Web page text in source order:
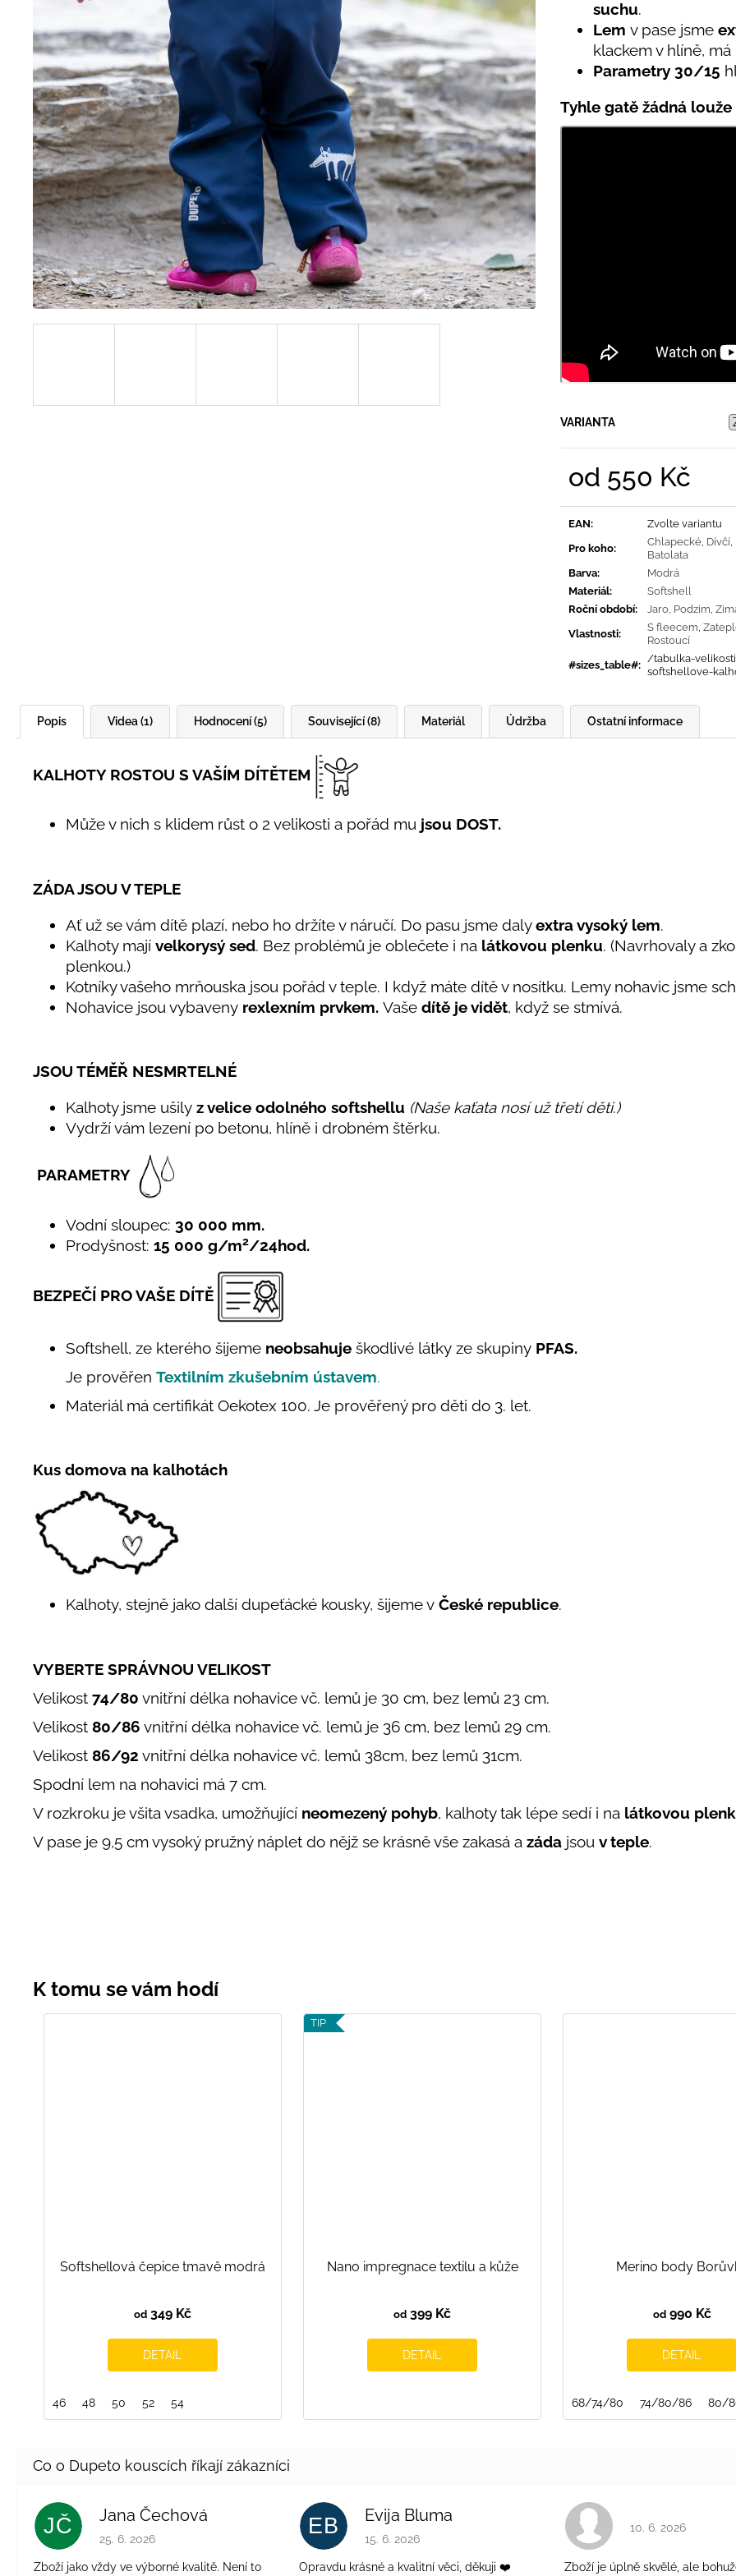
suchu.
Lem v pase jsme
klackem v hlíně,
Parametry 30/15
Tyhle gatě žádná
VARIANTA
od 550 Kč
EAN:
Zvolte variantu
Pro koho:
Chlapecké Dívčí
Batolata
Barva:
Modrá
Materiál:
Softshell
Roční období: Jaro Podzim
Vlastnosti:
S fleecem
Rostoucí
#sizes_table#:
/tabulka-
softshellove-
Popis Videa (1) Hodnocení (5) Související (8) Ostatní informace
Materiál Údržba
KALHOTY ROSTOU S VAŠÍM DÍTĚTEM
Může v nich s klidem růst o 2 velikosti a pořád mu jsou DOST.
ZÁDA JSOU V TEPLE
Ať už se vám dítě plazí, nebo ho držíte v náručí. Do pasu jsme dalyextra vysoký lem.
Kalhoty mají velkorysý sed. Bez problémů je oblečete i na látkovou plenku. (Navrhovaly a
plenkou.)
Kotníky vašeho mrňouska jsou pořád v teple. I když máte dítě v nosítku. Lemy nohavic jsme
Nohavice jsou vybaveny rexlexním prvkem. Vaše dítě je vidět, když se stmívá.
JSOU TÉMĚŘ NESMRTELNÉ
Kalhoty jsme ušily z velice odolného softshellu (Naše kaťata nosí už třetí děti.)
Vydrží vám lezení po betonu, hlíně i drobném štěrku.
PARAMETRY
Vodní sloupec: 30 000 mm.
Prodyšnost: 15 000 g/m2/24hod.
BEZPEČÍ PRO VAŠE DÍTĚ
Softshell, ze kterého šijeme neobsahuje škodlivé látky ze skupiny PFAS.
Je prověřen Textilním zkušebním ústavem.
Materiál má certifikát Oekotex 100. Je prověřený pro děti do 3. let.
Kus domova na kalhotách
Kalhoty, stejně jako další dupeťácké kousky, šijeme v České republice.
VYBERTE SPRÁVNOU VELIKOST
Velikost 74/80 vnitřní délka nohavice vč. lemů je 30 cm, bez lemů 23 cm.
Velikost 80/86 vnitřní délka nohavice vč. lemů je 36 cm, bez lemů 29 cm.
Velikost 86/92 vnitřní délka nohavice vč. lemů 38cm, bez lemů 31cm.
Spodní lem na nohavici má 7 cm.
V rozkroku je všita vsadka, umožňující neomezený pohyb, kalhoty tak lépe sedí i na látkovou
V pase je 9,5 cm vysoký pružný náplet do nějž se krásně vše zakasá a záda jsou v teple.
Softshellová čepice tmavě modrá
od 349 Kč
DETAIL
46 48 50 52 54
TIP
Nano impregnace textilu a kůže
od 399 Kč
DETAIL
Merino body
od990 Kč
DETAIL
68/74/80 74/80/86 80/
JČ Jana Čechová
Hodnocení obchodu je 5 z 5 hvězdiček.
25. 6. 2026
Zboží jako vždy ve výborné kvalitě. Není to
EB Evija Bluma
Hodnocení obchodu je 5 z 5 hvězdiček.
15. 6. 2026
Opravdu krásné a kvalitní věci, děkuji ❤️
Hodnocení
10. 6. 2026
Zboží je úplně skvělé, ale
395 Kč
435 Kč